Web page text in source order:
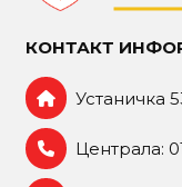
КОНТАКТ
Устаничка
Централа: